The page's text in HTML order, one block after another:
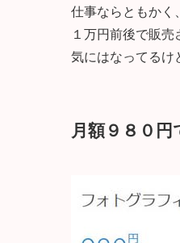
仕事ならともかく
１万円前後で販
気にはなってるけ
月額９８０